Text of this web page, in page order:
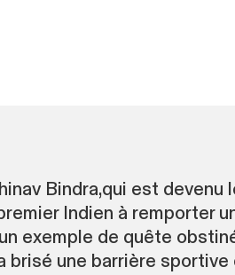
Bindra,qui est
Indien à remporter
exemple de quête
brisé une barrière